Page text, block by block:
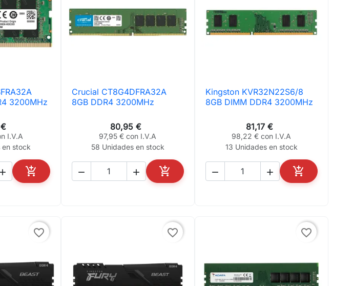
3200MHz
I.V.A
en stock
 
AÑADIR AL CARRITO
 Vista rápida
Crucial CT8G4DFRA32A
8GB DDR4 3200MHz
80,95 €
97,95 € con I.V.A
58 Unidades en stock
  
AÑADIR AL CARRITO
 Vista rápida
Kingston KVR32N22S6/8
8GB DIMM DDR4 3200MHz
81,17 €
98,22 € con I.V.A
13 Unidades en stock
  
AÑADIR AL
favorite_border favorite_border favorite_border